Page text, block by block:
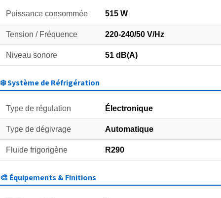
Puissance consommée 515 W
Tension / Fréquence 220-240/50 V/Hz
Niveau sonore 51 dB(A)
❄️ Système de Réfrigération
Type de régulation Électronique
Type de dégivrage Automatique
Fluide frigorigène R290
🎨 Équipements & Finitions